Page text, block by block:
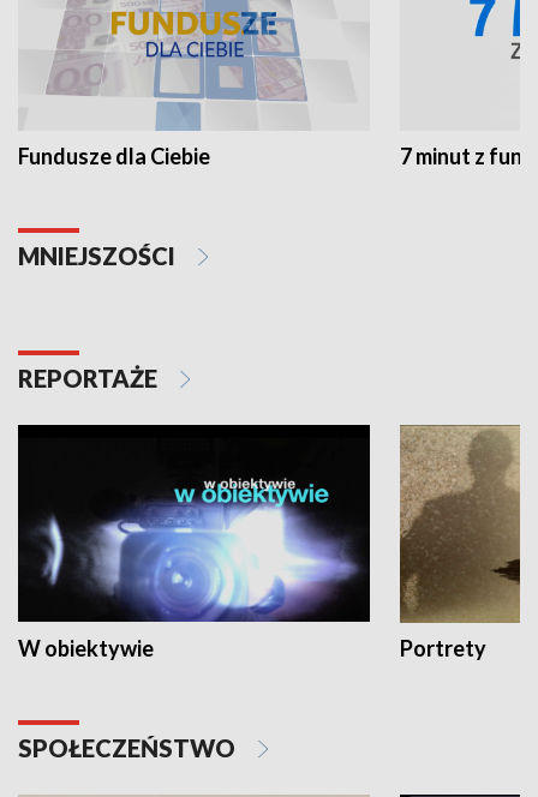
Fundusze dla Ciebie 7 minut z
MNIEJSZOŚCI
REPORTAŻE
W obiektywie Portrety
SPOŁECZEŃSTWO